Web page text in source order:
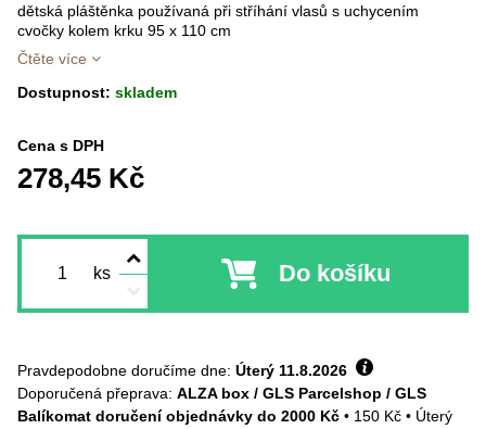
dětská pláštěnka používaná při stříhání vlasů s uchycením
cvočky kolem krku 95 x 110 cm
Čtěte více
Dostupnost: skladem
Cena s DPH
278,45 Kč
ks Do košíku
Pravdepodobne doručíme dne: Úterý 11.8.2026
ALZA box / GLS Parcelshop / GLS
Balíkomat doručení objednávky do 2000 Kč • 150 Kč • Úterý